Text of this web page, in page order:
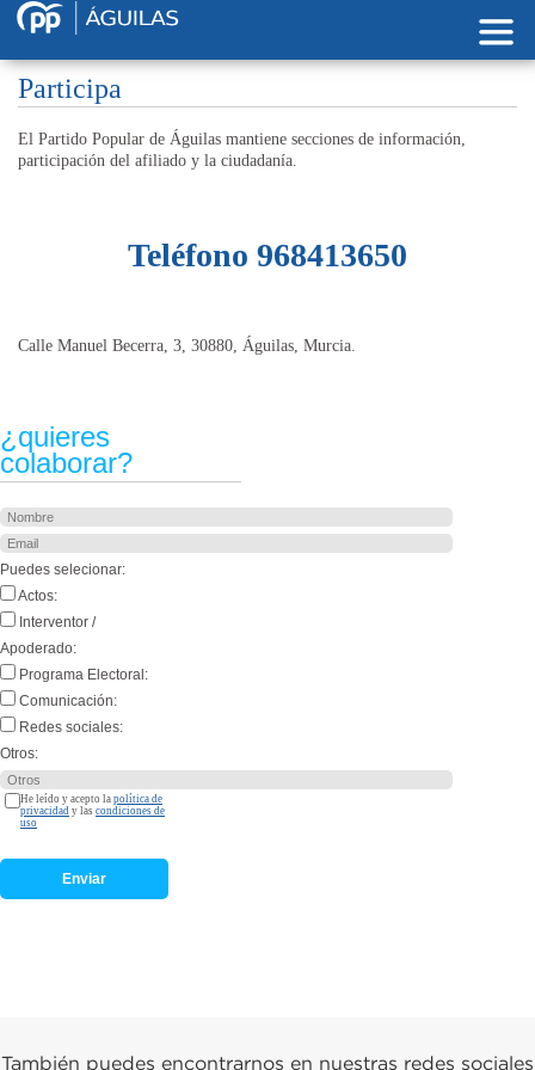
Pasar al contenido principal
Participa
El Partido Popular de Águilas mantiene secciones de información,
participación del afiliado y la ciudadanía.
Teléfono 968413650
Calle Manuel Becerra, 3, 30880, Águilas, Murcia.
¿quieres
colaborar?
Puedes selecionar:
Actos:
Interventor /
Apoderado:
Programa Electoral:
Comunicación:
Redes sociales:
Otros:
He leído y acepto la política de
privacidad y las condiciones de
uso
También puedes encontrarnos en nuestras redes sociales